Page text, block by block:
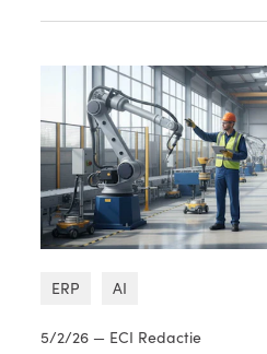
ERP AI
5/2/26 — ECI Redactie